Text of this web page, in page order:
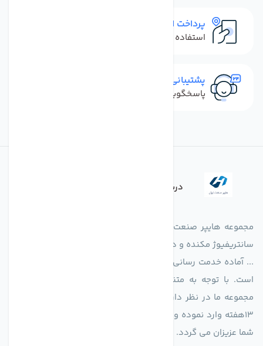
پرداخت امن
استفاده از روش‌های پرداخت امن
پشتیبانی سریع
پاسخگویی سریع به تماس‌ها و پیام‌ها
درباره فروشگاه
مجموعه هایپر صنعت ایران در امر تولید و واردات انواع فن های
سانتریفیوژ مکنده و دمنده آکسیال، سقفی، بین کانالی، مرغداری و
... آماده خدمت رسانی به شرکت های تولیدی، صنعتی و ساختمانی
است. با توجه به متنوع بودن فن های تولیدی کمپانی اروپایی
مجموعه ما در نظر دارد کالاهای تخصصی شما عزیزان رو در صرف
13هفته وارد نموده و این عمر باعث صرفه جویی در هزینه و زمان
شما عزیزان می گردد.